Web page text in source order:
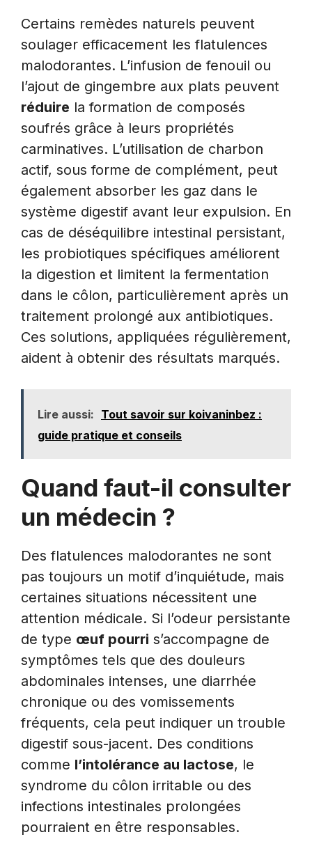
Certains remèdes naturels peuvent
soulager efficacement les flatulences
malodorantes. L’infusion de fenouil ou
l’ajout de gingembre aux plats peuvent
réduire la formation de composés
soufrés grâce à leurs propriétés
carminatives. L’utilisation de charbon
actif, sous forme de complément, peut
également absorber les gaz dans le
système digestif avant leur expulsion. En
cas de déséquilibre intestinal persistant,
les probiotiques spécifiques améliorent
la digestion et limitent la fermentation
dans le côlon, particulièrement après un
traitement prolongé aux antibiotiques.
Ces solutions, appliquées régulièrement,
aident à obtenir des résultats marqués.
Lire aussi: Tout savoir sur koivaninbez :
guide pratique et conseils
Quand faut-il consulter
un médecin ?
Des flatulences malodorantes ne sont
pas toujours un motif d’inquiétude, mais
certaines situations nécessitent une
attention médicale. Si l’odeur persistante
de type œuf pourri s’accompagne de
symptômes tels que des douleurs
abdominales intenses, une diarrhée
chronique ou des vomissements
fréquents, cela peut indiquer un trouble
digestif sous-jacent. Des conditions
comme l’intolérance au lactose, le
syndrome du côlon irritable ou des
infections intestinales prolongées
pourraient en être responsables.